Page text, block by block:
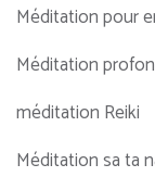
Méditation pour
Méditation
méditation Reiki
Méditation sa ta